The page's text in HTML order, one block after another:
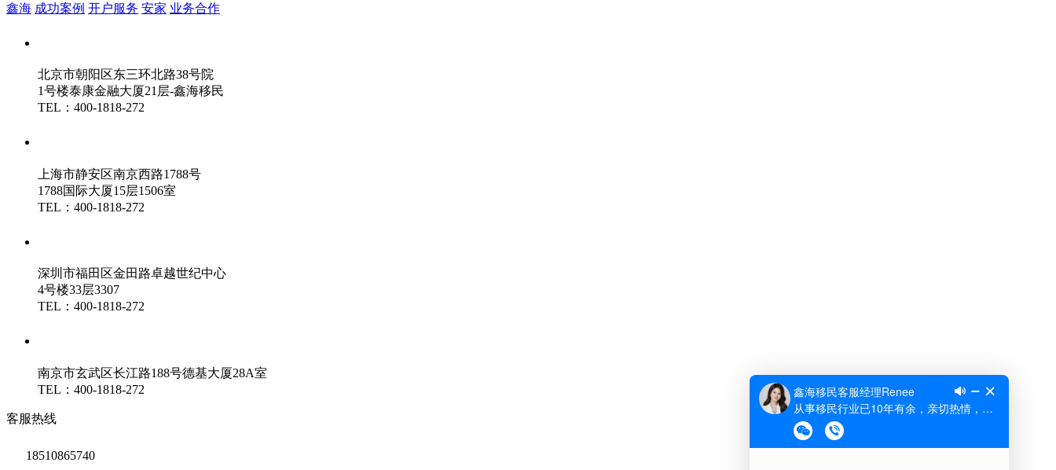
鑫海 成功案例 开户服务 安家 业务合作
北京市朝阳区东三环北路38号院
1号楼泰康金融大厦21层-鑫海移民
TEL：400-1818-272
上海市静安区南京西路1788号
1788国际大厦15层1506室
TEL：400-1818-272
深圳市福田区金田路卓越世纪中心
4号楼33层3307
TEL：400-1818-272
南京市玄武区长江路188号德基大厦28A室
TEL：400-1818-272
客服热线
18510865740